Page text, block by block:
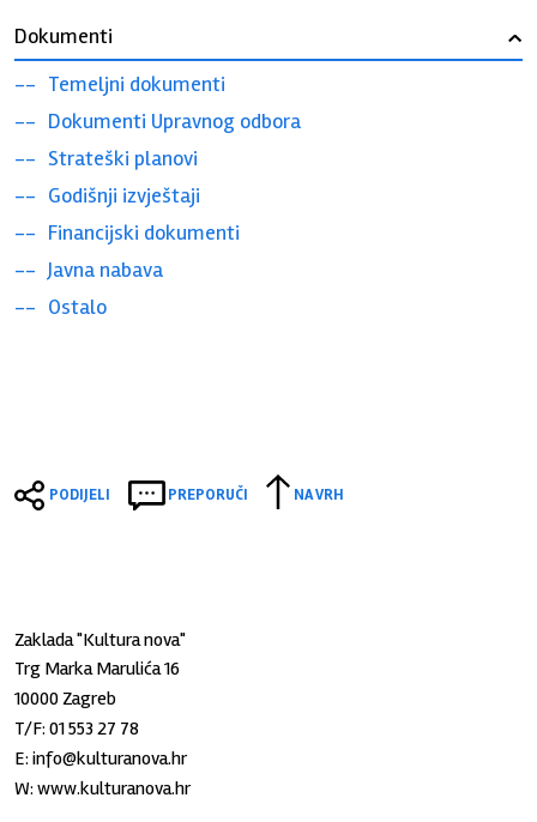
Dokumenti ›
Temeljni dokumenti
Dokumenti Upravnog odbora
Strateški planovi
Godišnji izvještaji
Financijski dokumenti
Javna nabava
Ostalo
PODIJELI PREPORUČI NA VRH
Zaklada "Kultura nova"
Trg Marka Marulića 16
10000 Zagreb
T/F:01 553 27 78
E:info@kulturanova.hr
W:www.kulturanova.hr